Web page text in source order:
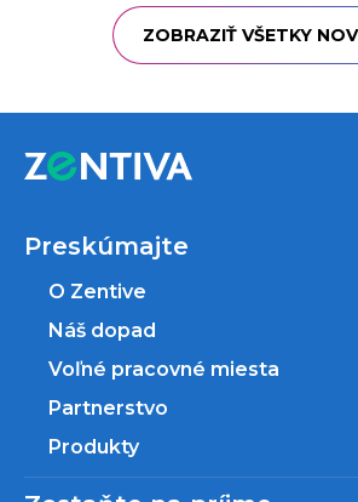
ZOBRAZIŤ VŠETKY
Preskúmajte
O Zentive
Náš dopad
Voľné pracovné miesta
Partnerstvo
Produkty